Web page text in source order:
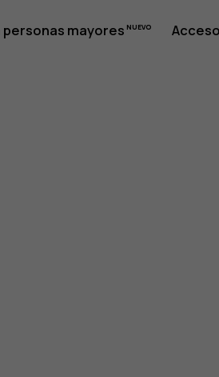
mayores